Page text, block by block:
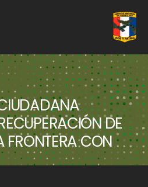
DE
FRONTERA CON